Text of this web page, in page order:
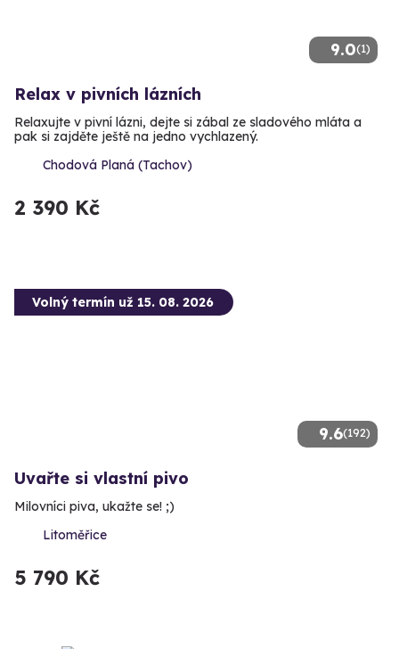
9.0(1)
Relax v pivních lázních
Relaxujte v pivní lázni, dejte si zábal ze sladového mláta a
pak si zajděte ještě na jedno vychlazený.
Chodová Planá (Tachov)
2 390 Kč
9.6(192)
Volný termín už 15. 08. 2026
Uvařte si vlastní pivo
Milovníci piva, ukažte se! ;)
Litoměřice
5 790 Kč